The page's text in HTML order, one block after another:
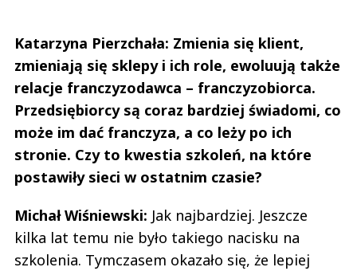
Katarzyna Pierzchała: Zmienia się klient,
zmieniają się sklepy i ich role, ewoluują także
relacje franczyzodawca – franczyzobiorca.
Przedsiębiorcy są coraz bardziej świadomi, co
może im dać franczyza, a co leży po ich
stronie. Czy to kwestia szkoleń, na które
postawiły sieci w ostatnim czasie?
Michał Wiśniewski: Jak najbardziej. Jeszcze
kilka lat temu nie było takiego nacisku na
szkolenia. Tymczasem okazało się, że lepiej